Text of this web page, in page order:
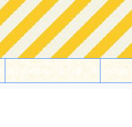
過去のWorks・お仕事ご依 お問